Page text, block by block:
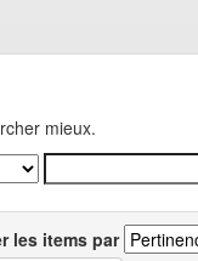
mieux.
les items par